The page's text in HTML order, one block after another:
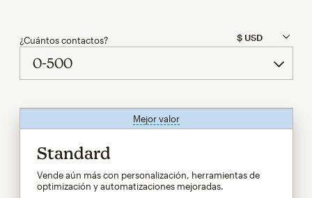
¿Cuántos contactos?
Mejor valorinfo
Standard
Vende aún más con personalización, herramientas de
optimización y automatizaciones mejoradas.